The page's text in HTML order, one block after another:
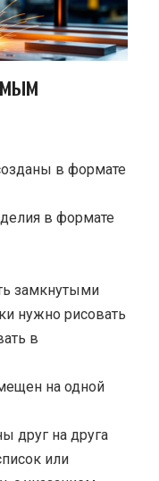
в формате
в формате
замкнутыми
нужно рисовать
в
на одной
друг на друга
или